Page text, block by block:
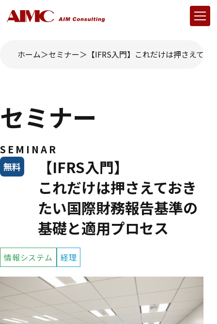
ホーム セミナー 【IFRS入門】これだけは押さえて
セミナー
SEMINAR
【IFRS入門】
これだけは押さえておき
たい国際財務報告基準の
基礎と適用プロセス
無料
情報システム 経理